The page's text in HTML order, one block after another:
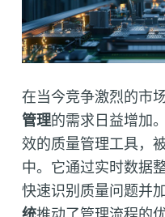
在当今竞争激烈的市
管理的需求日益增加。
效的质量管理工具，
中。它通过实时数据
快速识别质量问题并